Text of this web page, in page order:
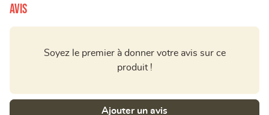
Avis
Soyez le premier à donner votre avis sur ce
produit !
Ajouter un avis